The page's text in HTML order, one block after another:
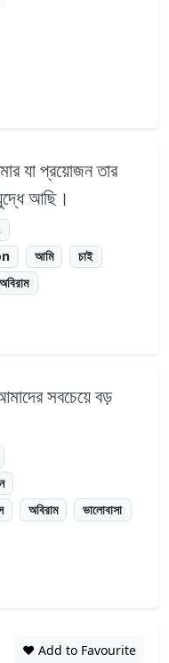
যা প্রয়োজন তার
আছি।
আমি
চাই
অবিরাম
সবচেয়ে বড়
অবিরাম
ভালোবাসা
❤️ Add to Favourite